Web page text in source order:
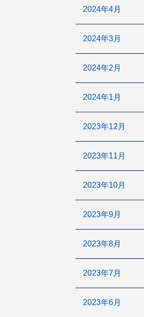
2024年4月
2024年3月
2024年2月
2024年1月
2023年12月
2023年11月
2023年10月
2023年9月
2023年8月
2023年7月
2023年6月